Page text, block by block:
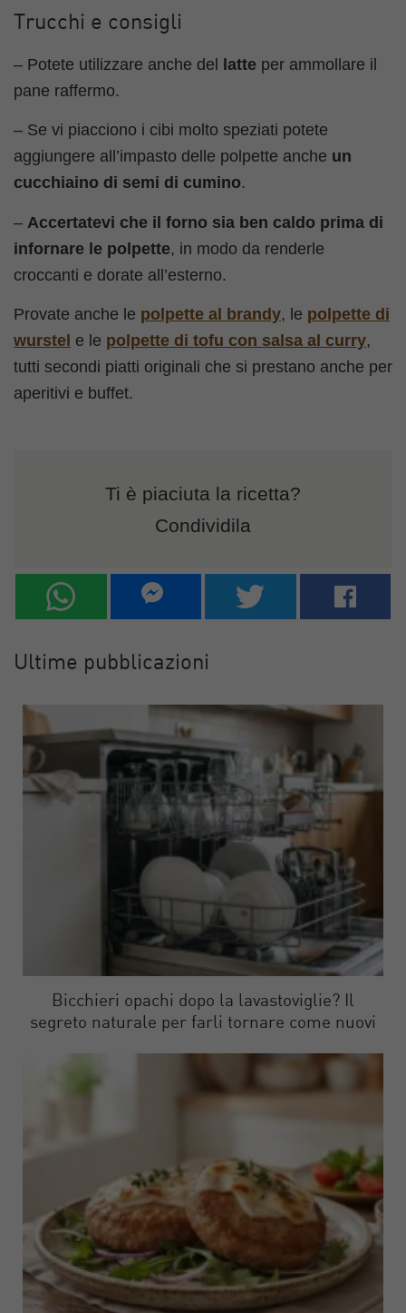
Trucchi e consigli
– Potete utilizzare anche del latte per ammollare il
pane raffermo.
– Se vi piacciono i cibi molto speziati potete
aggiungere all’impasto delle polpette anche un
cucchiaino di semi di cumino.
– Accertatevi che il forno sia ben caldo prima di
infornare le polpette, in modo da renderle
croccanti e dorate all’esterno.
Provate anche le polpette al brandy, le polpette di
wurstel e le polpette di tofu con salsa al curry,
tutti secondi piatti originali che si prestano anche per
aperitivi e buffet.
Ti è piaciuta la ricetta?
Condividila
Ultime pubblicazioni
Bicchieri opachi dopo la lavastoviglie? Il
segreto naturale per farli tornare come nuovi